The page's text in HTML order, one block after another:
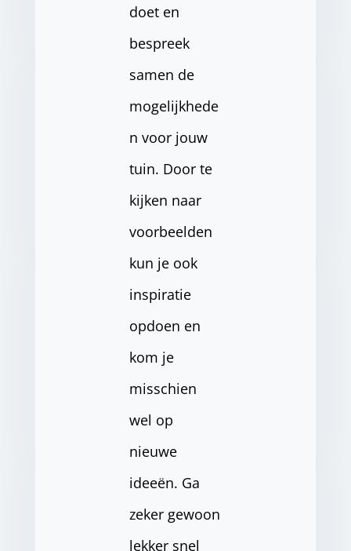
doet en
bespreek
samen de
mogelijkhede
n voor jouw
tuin. Door te
kijken naar
voorbeelden
kun je ook
inspiratie
opdoen en
kom je
misschien
wel op
nieuwe
ideeën. Ga
zeker gewoon
lekker snel